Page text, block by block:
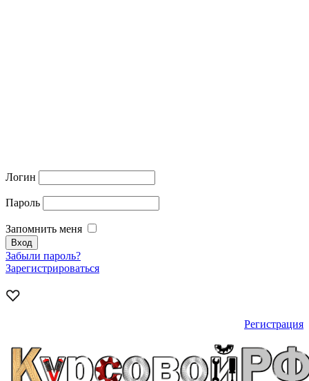
Логин
Пароль
Запомнить меня
Забыли пароль?
Зарегистрироваться
Регистрация